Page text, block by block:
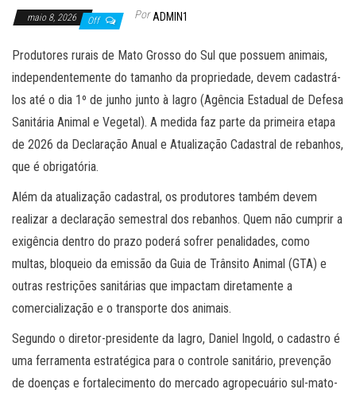
maio 8, 2026 Off Por ADMIN1
Produtores rurais de Mato Grosso do Sul que possuem animais,
independentemente do tamanho da propriedade, devem cadastrá-
los até o dia 1º de junho junto à Iagro (Agência Estadual de Defesa
Sanitária Animal e Vegetal). A medida faz parte da primeira etapa
de 2026 da Declaração Anual e Atualização Cadastral de rebanhos,
que é obrigatória.
Além da atualização cadastral, os produtores também devem
realizar a declaração semestral dos rebanhos. Quem não cumprir a
exigência dentro do prazo poderá sofrer penalidades, como
multas, bloqueio da emissão da Guia de Trânsito Animal (GTA) e
outras restrições sanitárias que impactam diretamente a
comercialização e o transporte dos animais.
Segundo o diretor-presidente da Iagro, Daniel Ingold, o cadastro é
uma ferramenta estratégica para o controle sanitário, prevenção
de doenças e fortalecimento do mercado agropecuário sul-mato-